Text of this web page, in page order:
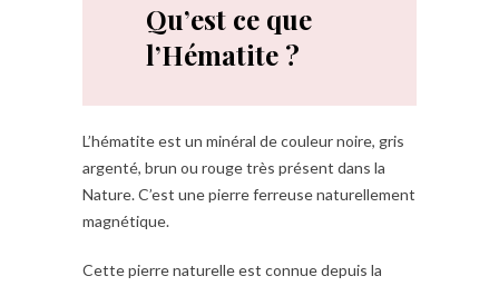
Qu’est ce que
l’Hématite ?
L’hématite est un minéral de couleur noire, gris
argenté, brun ou rouge très présent dans la
Nature. C’est une pierre ferreuse naturellement
magnétique.
Cette pierre naturelle est connue depuis la